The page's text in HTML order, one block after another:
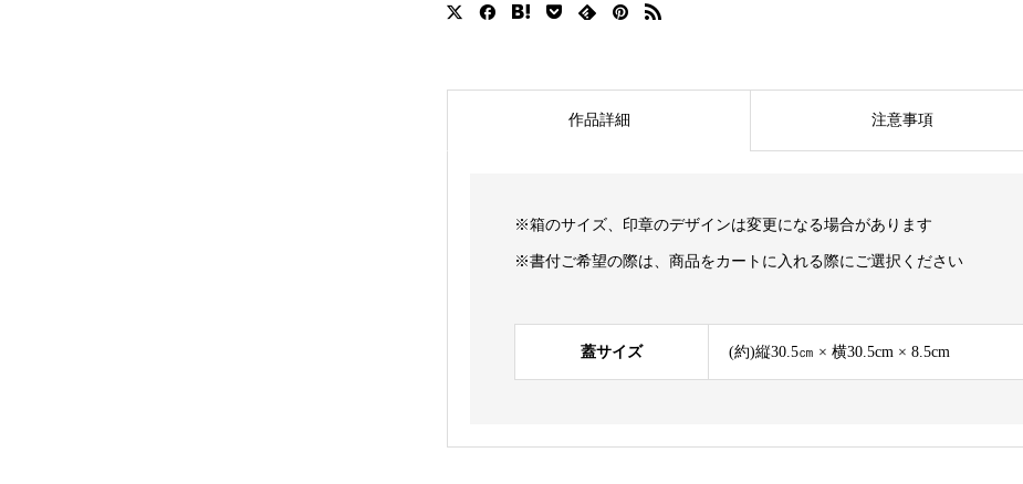
作品詳細 注意事項
※箱のサイズ、印章のデザインは変更になる場合があります
※書付ご希望の際は、商品をカートに入れる際にご選択ください
蓋サイズ (約)縦30.5㎝ × 横30.5cm × 8.5cm